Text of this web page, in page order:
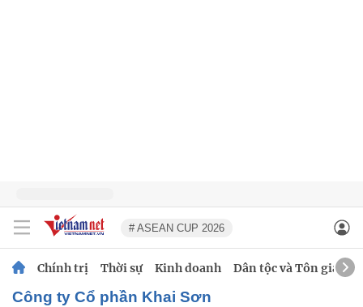
# ASEAN CUP 2026
Chính trị Thời sự Kinh doanh Dân tộc và Tôn giáo
Công ty Cổ phần Khai Sơn